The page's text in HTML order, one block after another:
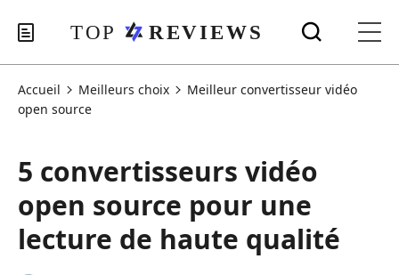
Accueil Meilleurs choix
Meilleur convertisseur vidéo
open source
5 convertisseurs vidéo
open source pour une
lecture de haute qualité